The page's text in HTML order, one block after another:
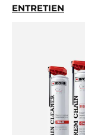
ENTRETIEN